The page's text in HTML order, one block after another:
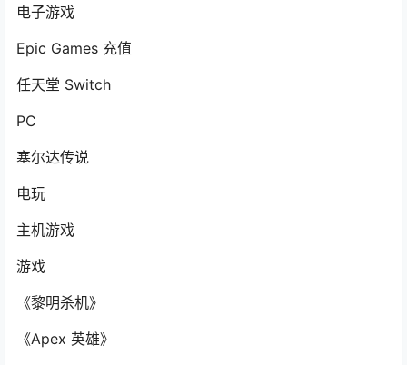
电子游戏
Epic Games 充值
任天堂 Switch
PC
塞尔达传说
电玩
主机游戏
游戏
《黎明杀机》
《Apex 英雄》